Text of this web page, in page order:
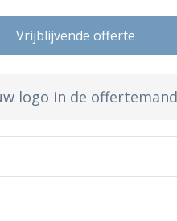
Vrijblijvende offerte
logo in de